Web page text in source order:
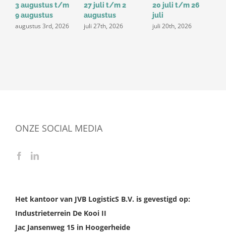
3 augustus t/m
9 augustus
augustus 3rd, 2026
27 juli t/m 2
augustus
juli 27th, 2026
20 juli t/m 26
juli
juli 20th, 2026
ONZE SOCIAL MEDIA
Het kantoor van JVB LogisticS B.V. is gevestigd op:
Industrieterrein De Kooi II
Jac Jansenweg 15 in Hoogerheide